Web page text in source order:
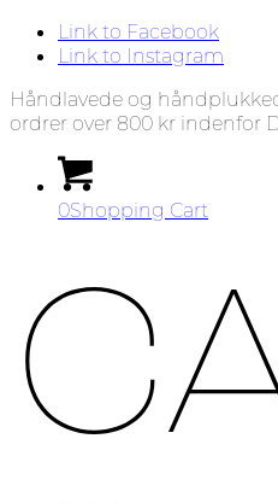
Link to Facebook
Link to Instagram
Håndlavede og
ordrer over 800 kr indenfor
0Shopping Cart